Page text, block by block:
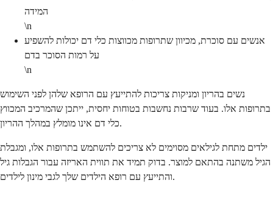
המידה
\n
אנשים עם סוכרת, מכיוון שתרופות מכווצות כלי דם יכולות להשפיע
על רמות הסוכר בדם
\n
נשים בהריון ומניקות צריכות להתייעץ עם הרופא שלהן לפני השימוש
בתרופות אלו. בעוד שרבות נחשבות בטוחות יחסית, ייתכן שהמרכיב המכווץ
כלי דם אינו מומלץ במהלך ההריון.
ילדים מתחת לגילאים מסוימים לא צריכים להשתמש בתרופות אלו, ומגבלת
הגיל משתנה בהתאם למוצר. בדוק תמיד את תווית האריזה עבור הגבלות גיל
והתייעץ עם רופא הילדים שלך לגבי מינון לילדים.